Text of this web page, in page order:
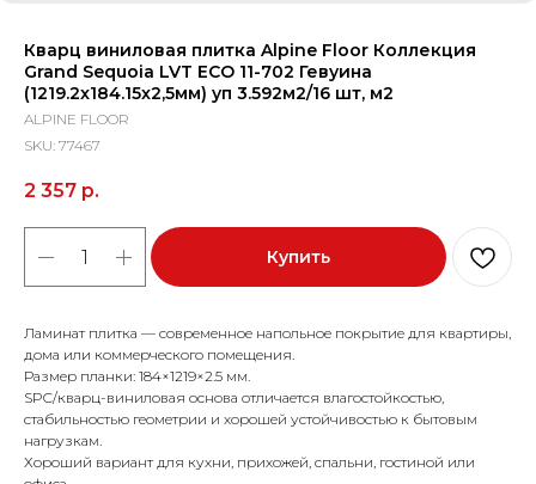
Кварц виниловая плитка Alpine Floor Коллекция
Grand Sequoia LVT ECO 11-702 Гевуина
(1219.2x184.15x2,5мм) уп 3.592м2/16 шт, м2
ALPINE FLOOR
SKU: 77467
2 357 р.
Купить
Ламинат плитка — современное напольное покрытие для квартиры,
дома или коммерческого помещения.
Размер планки: 184×1219×2.5 мм.
SPC/кварц-виниловая основа отличается влагостойкостью,
стабильностью геометрии и хорошей устойчивостью к бытовым
нагрузкам.
Хороший вариант для кухни, прихожей, спальни, гостиной или